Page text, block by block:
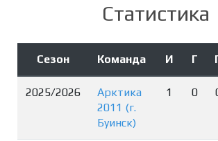
Статистика
Сезон Команда И Г
2025/2026
Арктика
2011 (г.
Буинск)
1 0